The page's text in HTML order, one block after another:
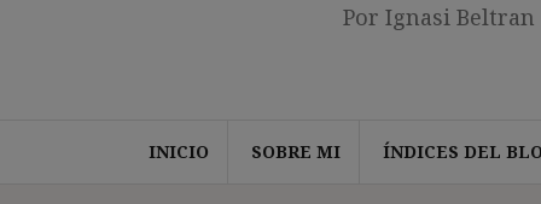
Por Ignasi Beltran
INICIO SOBRE MI ÍNDICES DEL